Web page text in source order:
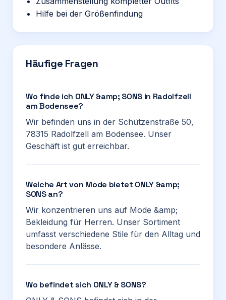
Hilfe bei der Größenfindung
Häufige Fragen
Wo finde ich ONLY &amp; SONS in Radolfzell
am Bodensee?
Wir befinden uns in der Schützenstraße 50,
78315 Radolfzell am Bodensee. Unser
Geschäft ist gut erreichbar.
Welche Art von Mode bietet ONLY &amp;
SONS an?
Wir konzentrieren uns auf Mode &amp;
Bekleidung für Herren. Unser Sortiment
umfasst verschiedene Stile für den Alltag und
besondere Anlässe.
Wo befindet sich ONLY & SONS?